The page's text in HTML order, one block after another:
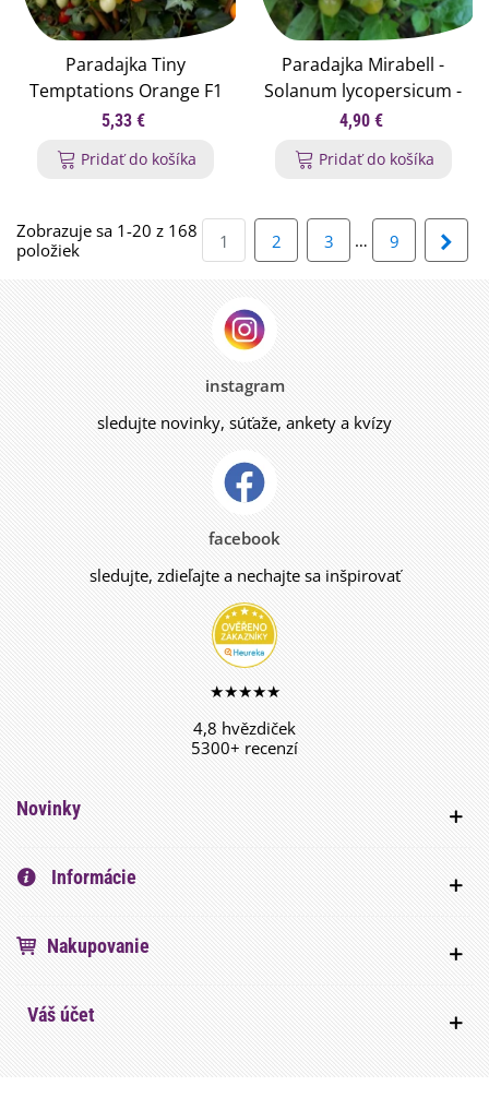
Paradajka Tiny
Temptations Orange F1
PhR - Solanum
paradajky - 5 ks
5,33 €
Pridať do košíka
Paradajka Mirabell -
Solanum lycopersicum -
semená paradajok - 6 ks
4,90 €
Pridať do košíka
Zobrazuje sa 1-20 z 168
položiek
1 2 3 … 9
instagram
sledujte novinky, súťaže, ankety a kvízy
facebook
sledujte, zdieľajte a nechajte sa inšpirovať
★★★★★
4,8 hvězdiček
5300+ recenzí
Novinky
Informácie
Nakupovanie
Váš účet